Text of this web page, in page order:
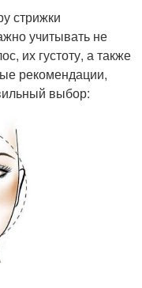
стрижки
учитывать не
их густоту, а также
рекомендации,
выбор: